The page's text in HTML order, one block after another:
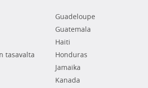
tasavalta
Guadeloupe
Guatemala
Haiti
Honduras
Jamaika
Kanada